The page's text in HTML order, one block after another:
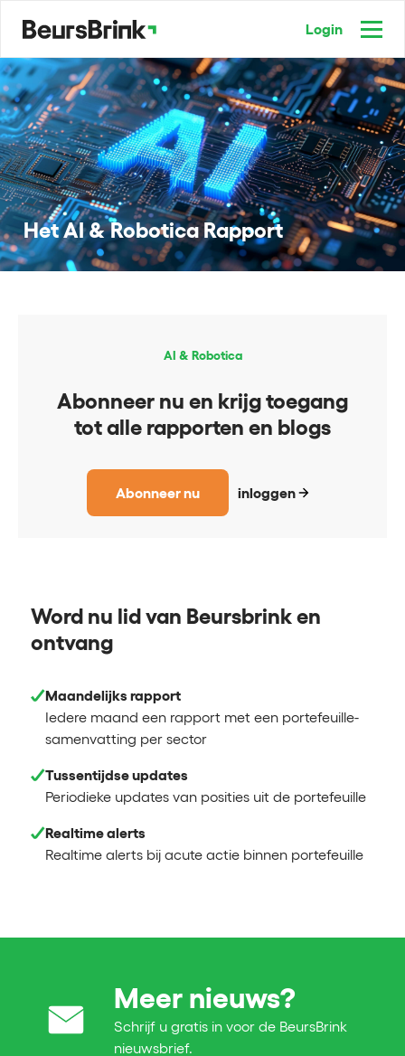
Login
Het AI & Robotica Rapport
AI & Robotica
Abonneer nu en krijg toegang
tot alle rapporten en blogs
Abonneer nu inloggen
Word nu lid van Beursbrink en
ontvang
Maandelijks rapport
Iedere maand een rapport met een portefeuille-
samenvatting per sector
Tussentijdse updates
Periodieke updates van posities uit de portefeuille
Realtime alerts
Realtime alerts bij acute actie binnen portefeuille
Meer nieuws?
Schrijf u gratis in voor de BeursBrink
nieuwsbrief.